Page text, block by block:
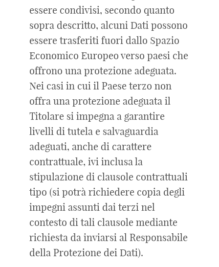
essere condivisi, secondo quanto
sopra descritto, alcuni Dati possono
essere trasferiti fuori dallo Spazio
Economico Europeo verso paesi che
offrono una protezione adeguata.
Nei casi in cui il Paese terzo non
offra una protezione adeguata il
Titolare si impegna a garantire
livelli di tutela e salvaguardia
adeguati, anche di carattere
contrattuale, ivi inclusa la
stipulazione di clausole contrattuali
tipo (si potrà richiedere copia degli
impegni assunti dai terzi nel
contesto di tali clausole mediante
richiesta da inviarsi al Responsabile
della Protezione dei Dati).